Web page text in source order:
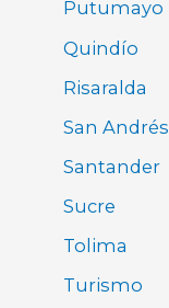
Putumayo
Quindío
Risaralda
San Andrés
Santander
Sucre
Tolima
Turismo